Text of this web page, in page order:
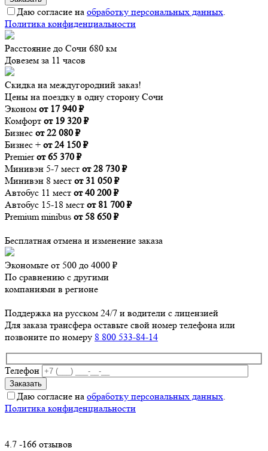
Даю согласие на обработку персональных данных.
Политика конфиденциальности
Расстояние до Сочи 680 км
Довезем за 11 часов
Скидка на междугородний заказ!
Цены на поездку в одну сторону Сочи
Эконом от 17 940 ₽
Комфорт от 19 320 ₽
Бизнес от 22 080 ₽
Бизнес + от 24 150 ₽
Premier от 65 370 ₽
Минивэн 5-7 мест от 28 730 ₽
Минивэн 8 мест от 31 050 ₽
Автобус 11 мест от 40 200 ₽
Автобус 15-18 мест от 81 700 ₽
Premium minibus от 58 650 ₽
Бесплатная отмена и изменение заказа
Экономьте от 500 до 4000 ₽
По сравнению с другими
компаниями в регионе
Поддержка на русском 24/7 и водители с лицензией
Для заказа трансфера оставьте свой номер телефона или
позвоните по номеру 8 800 533-84-14
Телефон
Даю согласие на обработку персональных данных.
Политика конфиденциальности
4.7 -166 отзывов